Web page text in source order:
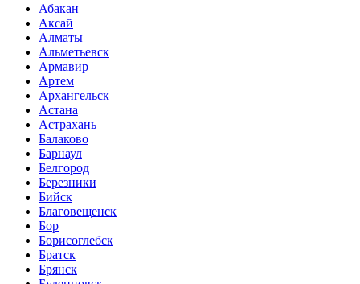
Абакан
Аксай
Алматы
Альметьевск
Армавир
Артем
Архангельск
Астана
Астрахань
Балаково
Барнаул
Белгород
Березники
Бийск
Благовещенск
Бор
Борисоглебск
Братск
Брянск